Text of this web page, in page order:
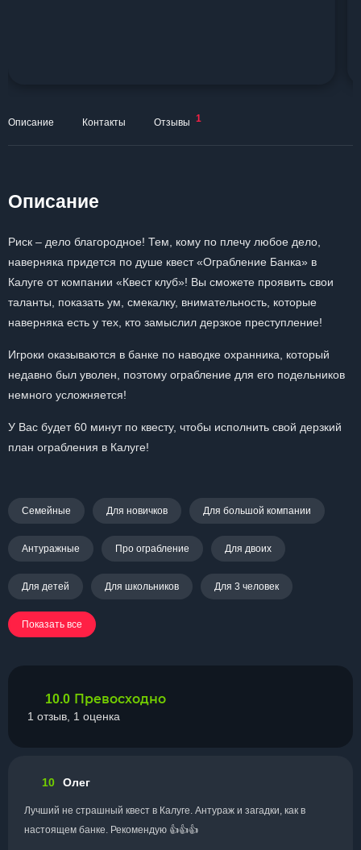
Описание Контакты Отзывы 1
Описание
Риск – дело благородное! Тем, кому по плечу любое дело,
наверняка придется по душе квест «Ограбление Банка» в
Калуге от компании «Квест клуб»! Вы сможете проявить свои
таланты, показать ум, смекалку, внимательность, которые
наверняка есть у тех, кто замыслил дерзкое преступление!
Игроки оказываются в банке по наводке охранника, который
недавно был уволен, поэтому ограбление для его подельников
немного усложняется!
У Вас будет 60 минут по квесту, чтобы исполнить свой дерзкий
план ограбления в Калуге!
Семейные Для новичков Для большой компании
Антуражные Про ограбление Для двоих
Для детей Для школьников Для 3 человек
Показать все
10.0 Превосходно
1 отзыв, 1 оценка
10 Олег
Лучший не страшный квест в Калуге. Антураж и загадки, как в
настоящем банке. Рекомендую 👍👍👍